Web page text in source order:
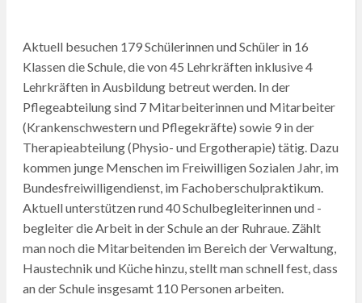
Aktuell besuchen 179 Schülerinnen und Schüler in 16
Klassen die Schule, die von 45 Lehrkräften inklusive 4
Lehrkräften in Ausbildung betreut werden. In der
Pflegeabteilung sind 7 Mitarbeiterinnen und Mitarbeiter
(Krankenschwestern und Pflegekräfte) sowie 9 in der
Therapieabteilung (Physio- und Ergotherapie) tätig. Dazu
kommen junge Menschen im Freiwilligen Sozialen Jahr, im
Bundesfreiwilligendienst, im Fachoberschulpraktikum.
Aktuell unterstützen rund 40 Schulbegleiterinnen und -
begleiter die Arbeit in der Schule an der Ruhraue. Zählt
man noch die Mitarbeitenden im Bereich der Verwaltung,
Haustechnik und Küche hinzu, stellt man schnell fest, dass
an der Schule insgesamt 110 Personen arbeiten.